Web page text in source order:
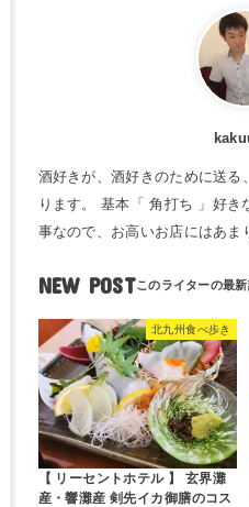
酒好きが、酒好きのために送
ります。 基本「 角打ち 」好き
事なので、お高いお店にはあま
NEW POST
北九州食べ歩き
【 リーセントホテル 】 玄界灘
産・響灘産 剣先イカ御膳のコス